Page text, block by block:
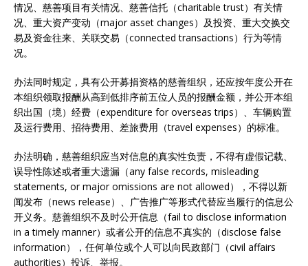
情况、慈善项目有关情况、慈善信托（charitable trust）有关情
况、重大资产变动（major asset changes）及投资、重大交换交
易及资金往来、关联交易（connected transactions）行为等情
况。
办法同时规定，具有公开募捐资格的慈善组织，还应按年度公开在
本组织领取报酬从高到低排序前五位人员的报酬金额，并公开本组
织出国（境）经费（expenditure for overseas trips）、车辆购置
及运行费用、招待费用、差旅费用（travel expenses）的标准。
办法明确，慈善组织应当对信息的真实性负责，不得有虚假记载、
误导性陈述或者重大遗漏（any false records, misleading
statements, or major omissions are not allowed），不得以新
闻发布（news release）、广告推广等形式代替应当履行的信息公
开义务。慈善组织不及时公开信息（fail to disclose information
in a timely manner）或者公开的信息不真实的（disclose false
information），任何单位或个人可以向民政部门（civil affairs
authorities）投诉、举报。